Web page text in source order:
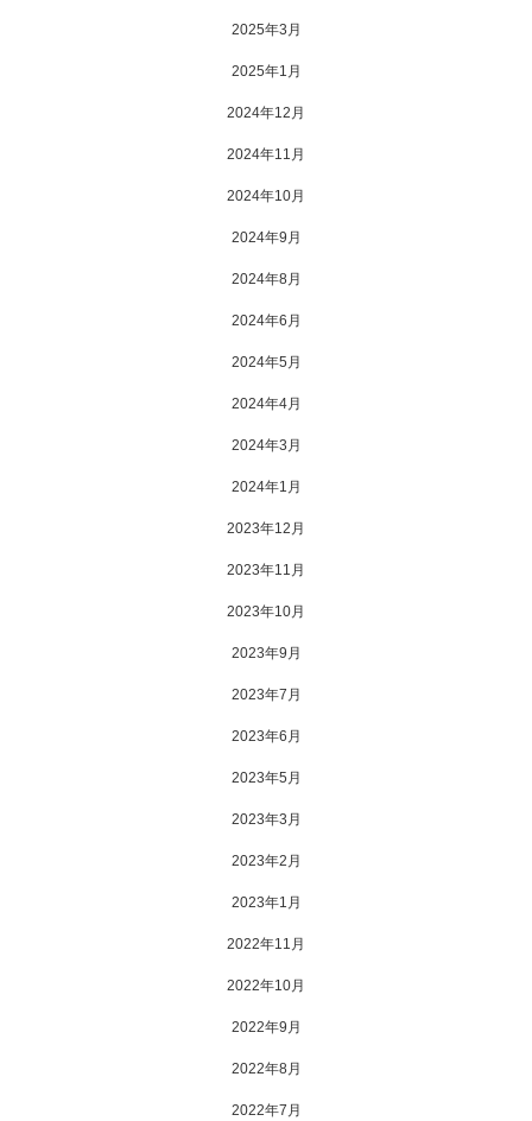
2025年3月
2025年1月
2024年12月
2024年11月
2024年10月
2024年9月
2024年8月
2024年6月
2024年5月
2024年4月
2024年3月
2024年1月
2023年12月
2023年11月
2023年10月
2023年9月
2023年7月
2023年6月
2023年5月
2023年3月
2023年2月
2023年1月
2022年11月
2022年10月
2022年9月
2022年8月
2022年7月